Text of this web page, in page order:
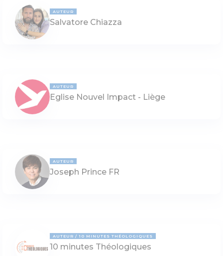
AUTEUR
Salvatore Chiazza
AUTEUR
Eglise Nouvel Impact - Liège
AUTEUR
Joseph Prince FR
AUTEUR 10 MINUTES THÉOLOGIQUES
10 minutes Théologiques